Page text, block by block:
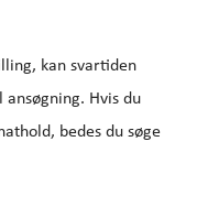
kan svartiden
Hvis du
bedes du søge